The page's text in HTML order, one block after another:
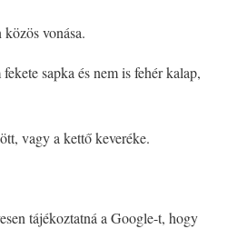
vonása.
sapka és nem is fehér kalap,
vagy a kettő keveréke.
tájékoztatná a Google-t, hogy